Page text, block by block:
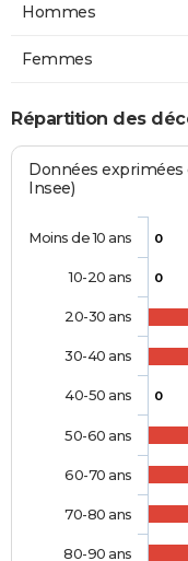
Hommes
Femmes
Répartition des
Données exprimées
Insee)
0
0
0
Moins de 10 ans
10-20 ans
20-30 ans
30-40 ans
40-50 ans
50-60 ans
60-70 ans
70-80 ans
80-90 ans